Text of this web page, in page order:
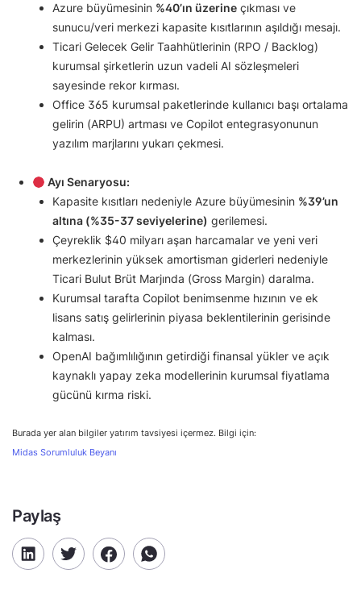
Azure büyümesinin %40’ın üzerine çıkması ve
sunucu/veri merkezi kapasite kısıtlarının aşıldığı mesajı.
Ticari Gelecek Gelir Taahhütlerinin (RPO / Backlog)
kurumsal şirketlerin uzun vadeli AI sözleşmeleri
sayesinde rekor kırması.
Office 365 kurumsal paketlerinde kullanıcı başı ortalama
gelirin (ARPU) artması ve Copilot entegrasyonunun
yazılım marjlarını yukarı çekmesi.
Ayı Senaryosu:
Kapasite kısıtları nedeniyle Azure büyümesinin %39’un
altına (%35-37 seviyelerine) gerilemesi.
Çeyreklik $40 milyarı aşan harcamalar ve yeni veri
merkezlerinin yüksek amortisman giderleri nedeniyle
Ticari Bulut Brüt Marjında (Gross Margin) daralma.
Kurumsal tarafta Copilot benimsenme hızının ve ek
lisans satış gelirlerinin piyasa beklentilerinin gerisinde
kalması.
OpenAI bağımlılığının getirdiği finansal yükler ve açık
kaynaklı yapay zeka modellerinin kurumsal fiyatlama
gücünü kırma riski.
Burada yer alan bilgiler yatırım tavsiyesi içermez. Bilgi için:
Midas Sorumluluk Beyanı
Paylaş